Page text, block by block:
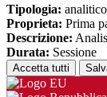
Tipologia: analitico
Proprieta: Prima
Descrizione:
Durata: Sessione
Accetta tutti